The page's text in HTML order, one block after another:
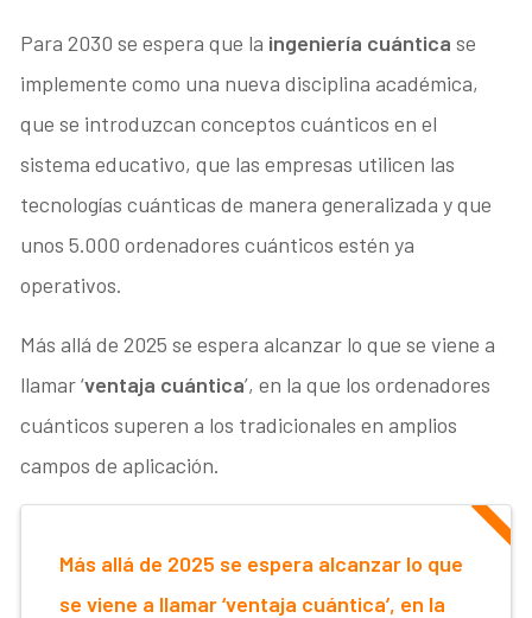
Para 2030 se espera que la ingeniería cuántica se
implemente como una nueva disciplina académica,
que se introduzcan conceptos cuánticos en el
sistema educativo, que las empresas utilicen las
tecnologías cuánticas de manera generalizada y que
unos 5.000 ordenadores cuánticos estén ya
operativos.
Más allá de 2025 se espera alcanzar lo que se viene a
llamar ‘ventaja cuántica’, en la que los ordenadores
cuánticos superen a los tradicionales en amplios
campos de aplicación.
Más allá de 2025 se espera alcanzar lo que
se viene a llamar ‘ventaja cuántica’, en la